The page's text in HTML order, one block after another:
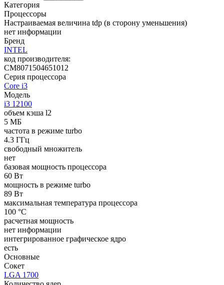
Категория
Процессоры
Настраиваемая величина tdp (в сторону уменьшения)
нет информации
Бренд
INTEL
код производителя:
CM8071504651012
Серия процессора
Core i3
Модель
i3 12100
объем кэша l2
5 MБ
частота в режиме turbo
4.3 ГГц
свободный множитель
нет
базовая мощность процессора
60 Вт
мощность в режиме turbo
89 Вт
максимальная температура процессора
100 °C
расчетная мощность
нет информации
интегрированное графическое ядро
есть
Основные
Сокет
LGA 1700